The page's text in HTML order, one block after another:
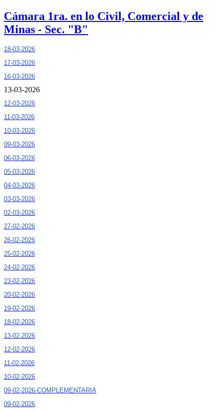
Cámara 1ra. en lo Civil, Comercial y de
Minas - Sec. "B"
18-03-2026
17-03-2026
16-03-2026
13-03-2026
12-03-2026
11-03-2026
10-03-2026
09-03-2026
06-03-2026
05-03-2026
04-03-2026
03-03-2026
02-03-2026
27-02-2026
26-02-2026
25-02-2026
24-02-2026
23-02-2026
20-02-2026
19-02-2026
18-02-2026
13-02-2026
12-02-2026
11-02-2026
10-02-2026
09-02-2026-COMPLEMENTARIA
09-02-2026